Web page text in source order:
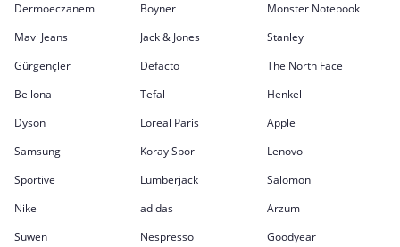
Dermoeczanem
Boyner
Monster Notebook
Mavi Jeans
Jack & Jones
Stanley
Gürgençler
Defacto
The North Face
Bellona
Tefal
Henkel
Dyson
Loreal Paris
Apple
Samsung
Koray Spor
Lenovo
Sportive
Lumberjack
Salomon
Nike
adidas
Arzum
Suwen
Nespresso Goodyear